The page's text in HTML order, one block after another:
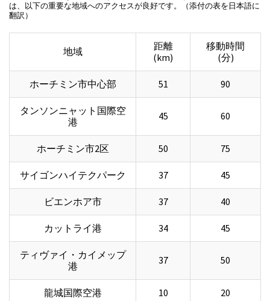
は、以下の重要な地域へのアクセスが良好です。（添付の表を日本語に
翻訳）
地域
距離
(km)
移動時間
(分)
ホーチミン市中心部 51 90
タンソンニャット国際空
港
45 60
ホーチミン市2区 50 75
サイゴンハイテクパーク 37 45
ビエンホア市 37 40
カットライ港 34 45
ティヴァイ・カイメップ
港
37 50
龍城国際空港 10 20